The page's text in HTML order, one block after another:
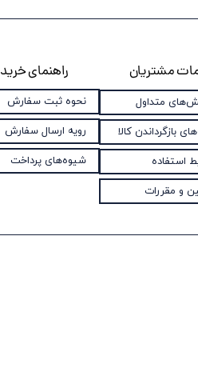
راهنمای خرید
نحوه ثبت سفارش
رویه ارسال سفارش
شیوه‌های پرداخت
مشتریان
متداول
بازگرداندن کالا
استفاده
و مقررات